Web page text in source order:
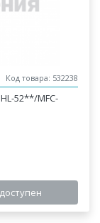
Код товара: 532238
52**/MFC-